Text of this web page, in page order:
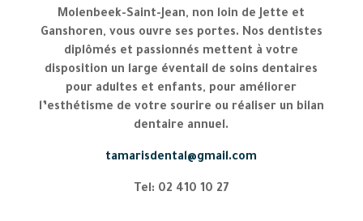
Molenbeek-Saint-Jean, non loin de Jette et
Ganshoren, vous ouvre ses portes. Nos dentistes
diplômés et passionnés mettent à votre
disposition un large éventail de soins dentaires
pour adultes et enfants, pour améliorer
l’esthétisme de votre sourire ou réaliser un bilan
dentaire annuel.
tamarisdental@gmail.com
Tel: 02 410 10 27